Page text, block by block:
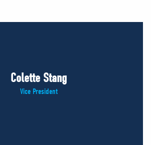
Colette Stang
Vice President